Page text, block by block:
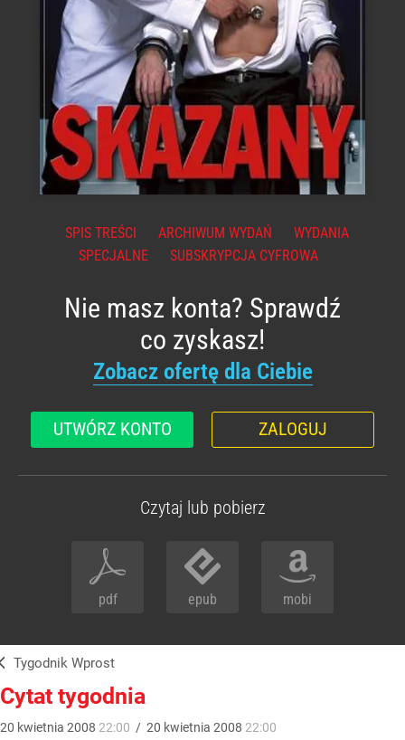
SPIS TREŚCI ARCHIWUM WYDAŃ
WYDANIA
SPECJALNE
SUBSKRYPCJA CYFROWA
Nie masz konta? Sprawdź
co zyskasz!
Zobacz ofertę dla Ciebie
UTWÓRZ KONTO ZALOGUJ
Czytaj lub pobierz
pdf epub mobi
Tygodnik Wprost
Cytat tygodnia
20 kwietnia 2008 22:00 / 20 kwietnia 2008 22:00